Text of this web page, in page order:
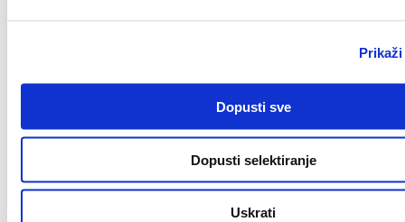
Dopusti sve
Dopusti selektiranje
Uskrati
Key Account Manager (m/ž)
Novo